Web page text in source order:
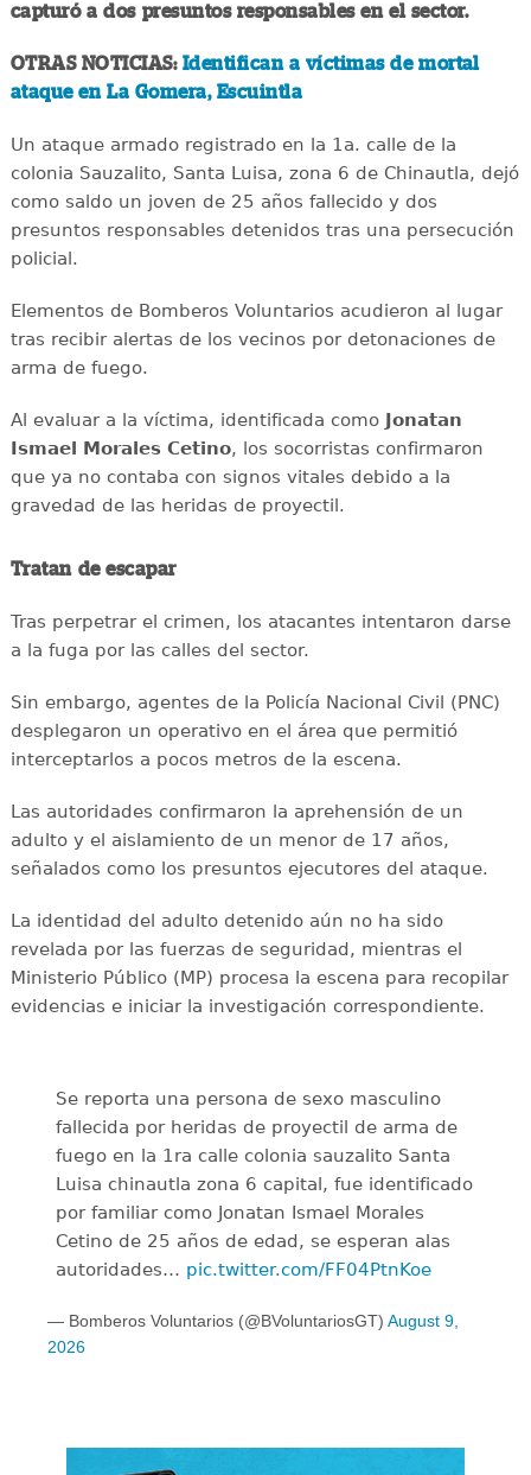
capturó a dos presuntos responsables en el sector.
OTRAS NOTICIAS:Identifican a víctimas de mortal
ataque en La Gomera, Escuintla
Un ataque armado registrado en la 1a. calle de la
colonia Sauzalito, Santa Luisa, zona 6 de Chinautla, dejó
como saldo un joven de 25 años fallecido y dos
presuntos responsables detenidos tras una persecución
policial.
Elementos de Bomberos Voluntarios acudieron al lugar
tras recibir alertas de los vecinos por detonaciones de
arma de fuego.
Al evaluar a la víctima, identificada como
Jonatan
Ismael Morales Cetino, los socorristas confirmaron
que ya no contaba con signos vitales debido a la
gravedad de las heridas de proyectil.
Tratan de escapar
Tras perpetrar el crimen, los atacantes intentaron darse
a la fuga por las calles del sector.
Sin embargo, agentes de la Policía Nacional Civil (PNC)
desplegaron un operativo en el área que permitió
interceptarlos a pocos metros de la escena.
Las autoridades confirmaron la aprehensión de un
adulto y el aislamiento de un menor de 17 años,
señalados como los presuntos ejecutores del ataque.
La identidad del adulto detenido aún no ha sido
revelada por las fuerzas de seguridad, mientras el
Ministerio Público (MP) procesa la escena para recopilar
evidencias e iniciar la investigación correspondiente.
Se reporta una persona de sexo masculino
fallecida por heridas de proyectil de arma de
fuego en la 1ra calle colonia sauzalito Santa
Luisa chinautla zona 6 capital, fue identificado
por familiar como Jonatan Ismael Morales
Cetino de 25 años de edad, se esperan alas
autoridades… pic.twitter.com/FF04PtnKoe
— Bomberos Voluntarios (@BVoluntariosGT) August 9,
2026